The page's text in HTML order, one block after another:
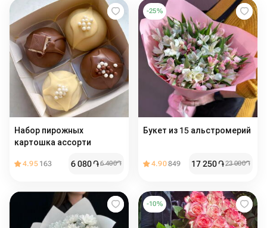
Набор пирожных
картошка ассорти
4.95 163 6 080֏6 400֏
-25%
Букет из 15 альстромерий️️️️️
4.90849 17 250֏23 000֏
-10%